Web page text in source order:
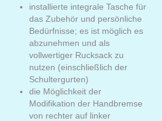
installierte integrale Tasche für
das Zubehör und persönliche
Bedürfnisse; es ist möglich es
abzunehmen und als
vollwertiger Rucksack zu
nutzen (einschließlich der
Schultergurten)
die Möglichkeit der
Modifikation der Handbremse
von rechter auf linker